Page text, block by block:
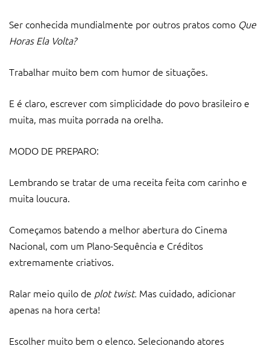
Ser conhecida mundialmente por outros pratos como Que
Horas Ela Volta?
Trabalhar muito bem com humor de situações.
E é claro, escrever com simplicidade do povo brasileiro e
muita, mas muita porrada na orelha.
MODO DE PREPARO:
Lembrando se tratar de uma receita feita com carinho e
muita loucura.
Começamos batendo a melhor abertura do Cinema
Nacional, com um Plano-Sequência e Créditos
extremamente criativos.
Ralar meio quilo de plot twist. Mas cuidado, adicionar
apenas na hora certa!
Escolher muito bem o elenco. Selecionando atores